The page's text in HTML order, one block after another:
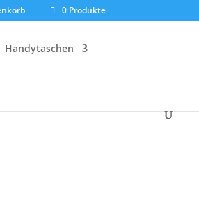
0 Produkte
Handytaschen